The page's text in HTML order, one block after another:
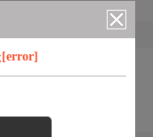
[error]